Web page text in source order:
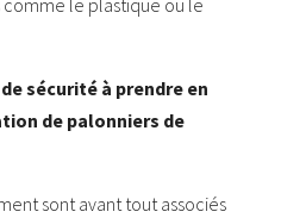
le plastique ou le
sécurité à prendre en
de palonniers de
sont avant tout associés